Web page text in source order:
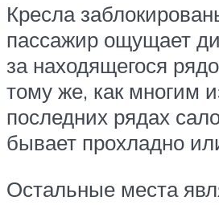
Кресла
пассажир ощущает
за находящегося
тому же, как многим
последних рядах
бывает прохладно
Остальные места